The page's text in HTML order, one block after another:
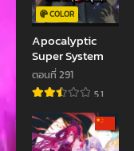
ตอนที่ 102
พฤศจิกายน 21, 2022
ตอนที่ 100
พฤศจิกายน 21, 2022
ตอนที่ 98
พฤศจิกายน 21, 2022
COLOR
Apocalyptic
Super System
ตอนที่ 291
5.1